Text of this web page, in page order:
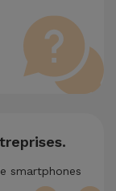
smartphones